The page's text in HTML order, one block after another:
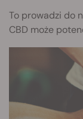
To prowadzi do
CBD może